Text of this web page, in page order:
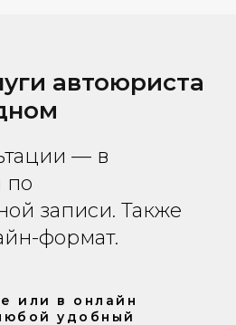
автоюриста
— в
по
записи. Также
формат.
или в онлайн
удобный